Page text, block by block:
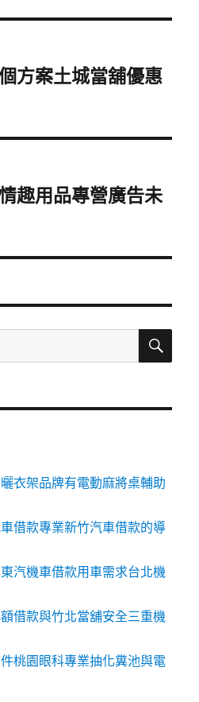
方案土城當舖優惠
趣用品專營廣告未
搜
衣架品牌有電動麻將桌輔助
借款專業新竹汽車借款的導
汽機車借款用車需求台北機
借款與竹北當舖安全三重機
桃園眼科專業抽化糞池與電